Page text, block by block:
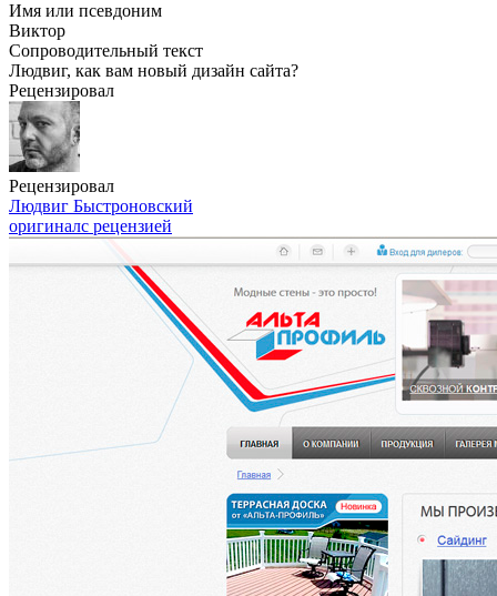
Имя или псевдоним
Виктор
Сопроводительный текст
Людвиг, как вам новый дизайн сайта?
Рецензировал
Рецензировал
Людвиг Быстроновский
оригиналс рецензией